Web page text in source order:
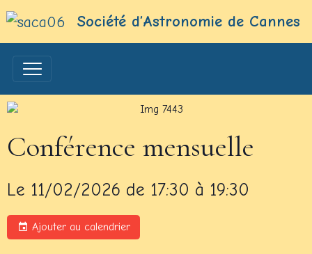
Société d’Astronomie de Cannes
Conférence mensuelle
Le 11/02/2026 de 17:30 à 19:30
Ajouter au calendrier